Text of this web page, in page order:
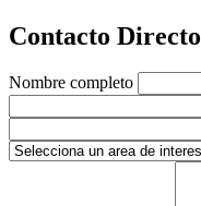
Contacto Directo
Nombre completo